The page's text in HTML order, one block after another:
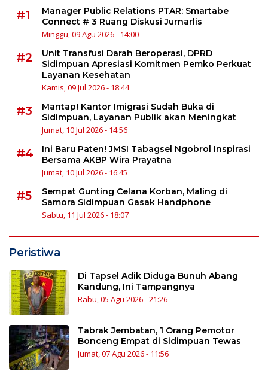
#1
Manager Public Relations PTAR: Smartabe
Connect # 3 Ruang Diskusi Jurnarlis
Minggu, 09 Agu 2026 - 14:00
#2
Unit Transfusi Darah Beroperasi, DPRD
Sidimpuan Apresiasi Komitmen Pemko Perkuat
Layanan Kesehatan
Kamis, 09 Jul 2026 - 18:44
#3
Mantap! Kantor Imigrasi Sudah Buka di
Sidimpuan, Layanan Publik akan Meningkat
Jumat, 10 Jul 2026 - 14:56
#4
Ini Baru Paten! JMSI Tabagsel Ngobrol Inspirasi
Bersama AKBP Wira Prayatna
Jumat, 10 Jul 2026 - 16:45
#5
Sempat Gunting Celana Korban, Maling di
Samora Sidimpuan Gasak Handphone
Sabtu, 11 Jul 2026 - 18:07
Peristiwa
Di Tapsel Adik Diduga Bunuh Abang
Kandung, Ini Tampangnya
Rabu, 05 Agu 2026 - 21:26
Tabrak Jembatan, 1 Orang Pemotor
Bonceng Empat di Sidimpuan Tewas
Jumat, 07 Agu 2026 - 11:56